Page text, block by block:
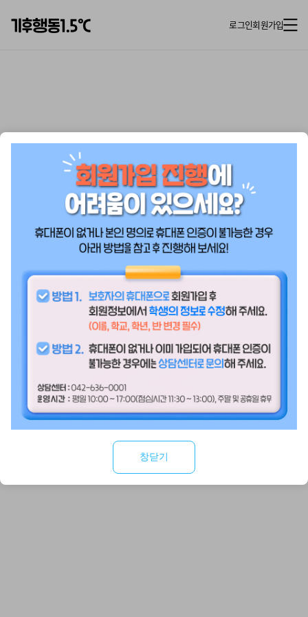
로그인회원가입
회원가입
01 02 03 04 05
만 14세 미만 학생 회원
만 14세 이상 일반 회원
SNS 간편가입
창닫기